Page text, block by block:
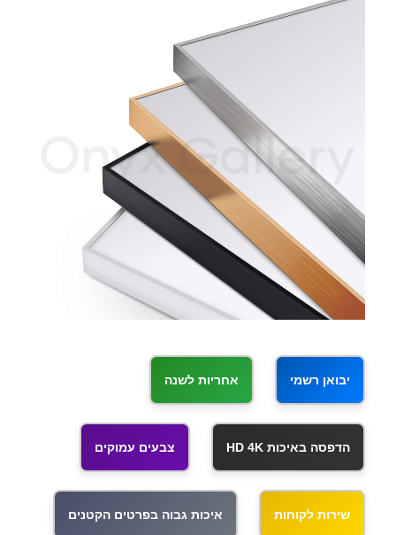
יבואן רשמי אחריות לשנה
הדפסה באיכות HD 4K צבעים עמוקים
שירות לקוחות איכות גבוה בפרטים הקטנים